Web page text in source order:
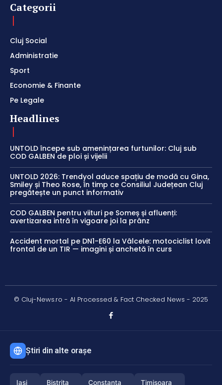
Categorii
Cluj Social
Administratie
Sport
Economie & Finante
Pe Legale
Headlines
UNTOLD începe sub amenințarea furtunilor: Cluj sub
COD GALBEN de ploi și vijelii
UNTOLD 2026: Trendyol aduce spațiu de modă cu Gina,
Smiley și Theo Rose, în timp ce Consiliul Județean Cluj
pregătește un punct informativ
COD GALBEN pentru viituri pe Someș și afluenți:
avertizarea intră în vigoare joi la prânz
Accident mortal pe DN1-E60 la Vâlcele: motociclist lovit
frontal de un TIR — imagini și anchetă în curs
© Cluj-News.ro - AI Processed & Fact Checked News - 2025
Știri din alte orașe
Iași Bistrița Constanța Timișoara